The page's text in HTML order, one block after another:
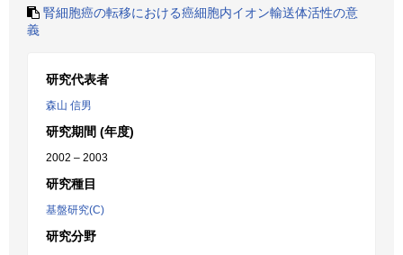
腎細胞癌の転移における癌細胞内イオン輸送体活性の意
義
研究代表者
森山 信男
研究期間 (年度)
2002 – 2003
研究種目
基盤研究(C)
研究分野